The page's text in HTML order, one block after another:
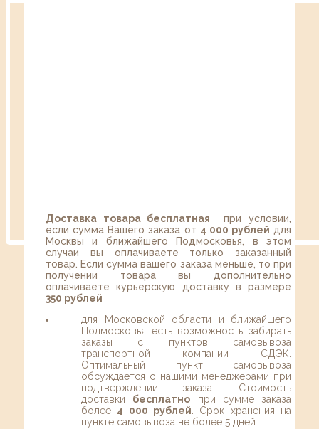
Доставка товара бесплатная при условии,
если сумма Вашего заказа от 4 000 рублей для
Москвы и ближайшего Подмосковья, в этом
случаи вы оплачиваете только заказанный
товар. Если сумма вашего заказа меньше, то при
получении товара вы дополнительно
оплачиваете курьерскую доставку в размере
350 рублей
для Московской области и ближайшего
Подмосковья есть возможность забирать
заказы с пунктов самовывоза
транспортной компании СДЭК.
Оптимальный пункт самовывоза
обсуждается с нашими менеджерами при
подтверждении заказа. Стоимость
доставки бесплатно при сумме заказа
более 4 000 рублей . Срок хранения на
пункте самовывоза не более 5 дней.